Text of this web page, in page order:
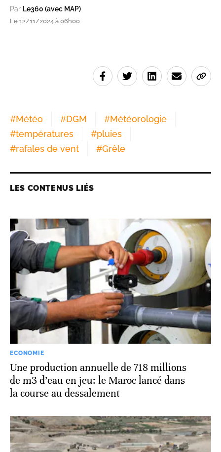
Par Le360 (avec MAP)
Le 12/11/2024 à 06h00
#Météo #DGM #Météorologie
#températures #pluies
#rafales de vent #Grêle
LES CONTENUS LIÉS
ECONOMIE
Une production annuelle de 718 millions
de m3 d’eau en jeu: le Maroc lancé dans
la course au dessalement